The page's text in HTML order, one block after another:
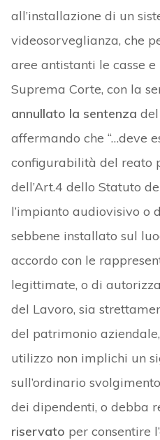
all’installazione di un
videosorveglianza, che
aree antistanti le casse
Suprema Corte, con la
annullato la sentenza
affermando che “…deve
configurabilità del reato
dell’Art.4 dello Statuto
l’impianto audiovisivo o
sebbene installato sul
accordo con le
legittimate, o di
del Lavoro, sia
del patrimonio
utilizzo non implichi un
sull’ordinario
dei dipendenti, o debba
riservato per consentire